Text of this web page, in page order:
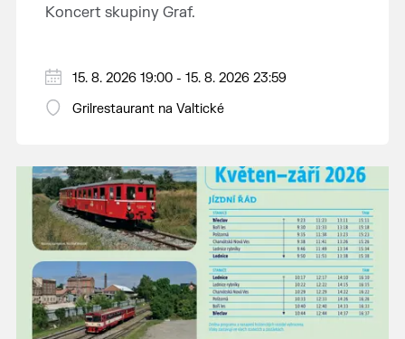
Koncert skupiny Graf.
15. 8. 2026 19:00 - 15. 8. 2026 23:59
Grilrestaurant na Valtické